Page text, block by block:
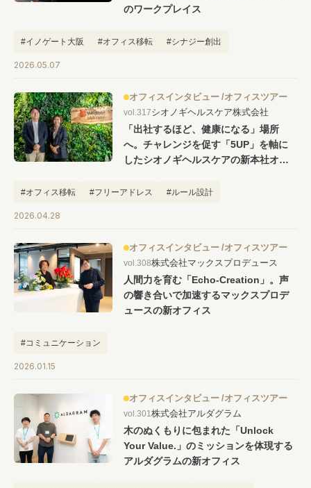
のワークプレイス
#イノゲート大阪 #オフィス移転 #シナジー創出
2026.05.07
オフィスインタビュー オフィスツアー
vol.317シオノギヘルスケア株式会社
「出社するほど、健康になる」場所
へ。チャレンジを促す「5UP」を軸に
したシオノギヘルスケアの新本社オフ
#オフィス移転 #フリーアドレス #ルール設計
2026.04.28
オフィスインタビュー オフィスツアー
vol.308株式会社マックスプロデュース
人間力を育む「Echo-Creation」。声
の響き合いで加速するマックスプロデ
ュースの新オフィス
#コミュニケーション
2026.01.15
オフィスインタビュー オフィスツアー
vol.301 株式会社アルダグラム
木のぬくもりに包まれた「Unlock
Your Value.」のミッションを体現する
アルダグラムの新オフィス